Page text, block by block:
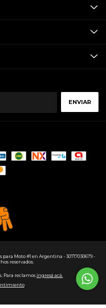
Moto #1 en Argentina - 30717030679 -
reservados.
Para reclamos ingresá acá.